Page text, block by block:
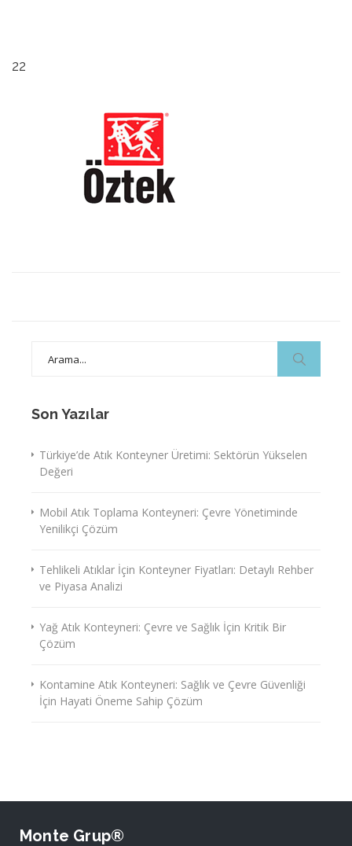
22
Son Yazılar
Türkiye’de Atık Konteyner Üretimi: Sektörün Yükselen
Değeri
Mobil Atık Toplama Konteyneri: Çevre Yönetiminde
Yenilikçi Çözüm
Tehlikeli Atıklar İçin Konteyner Fiyatları: Detaylı Rehber
ve Piyasa Analizi
Yağ Atık Konteyneri: Çevre ve Sağlık İçin Kritik Bir
Çözüm
Kontamine Atık Konteyneri: Sağlık ve Çevre Güvenliği
İçin Hayati Öneme Sahip Çözüm
Monte Grup®